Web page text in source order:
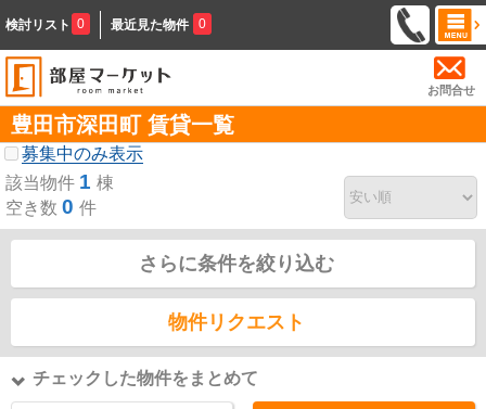
検討リスト 0 最近見た物件 0
お問合せ
豊田市深田町 賃貸一覧
募集中のみ表示
該当物件 1 棟
空き数 0 件
さらに条件を絞り込む
物件リクエスト
チェックした物件をまとめて